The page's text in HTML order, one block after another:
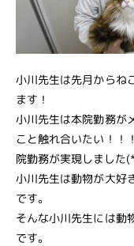
小川先生は先月からね
ます！
小川先生は本院勤務が
こと触れ合いたい！！
院勤務が実現しました
小川先生は動物が大好
です。
そんな小川先生には動
です。